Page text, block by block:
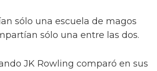
sólo una escuela de magos
sólo una entre las dos.
JK Rowling comparó en sus